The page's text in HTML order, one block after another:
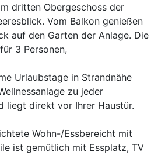
dritten Obergeschoss der
Vom Balkon genießen
auf den Garten der Anlage. Die
3 Personen,
Urlaubstage in Strandnähe
zu jeder
liegt direkt vor Ihrer Haustür.
Wohn-/Essbereicht mit
ist gemütlich mit Essplatz, TV